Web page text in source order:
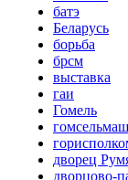
батэ
Беларусь
борьба
брсм
выставка
гаи
Гомель
гомсельмаш
дворец
дворцово-